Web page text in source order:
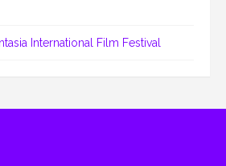
International Film Festival